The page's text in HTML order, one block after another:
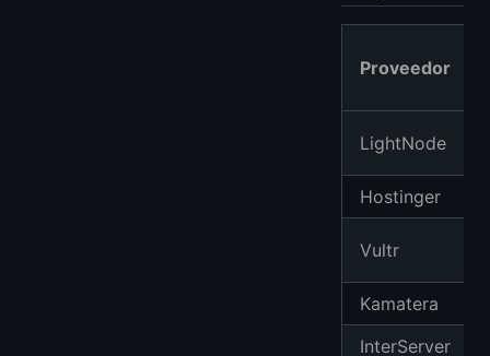
Proveedor
LightNode
Hostinger
Vultr
Kamatera
InterServer